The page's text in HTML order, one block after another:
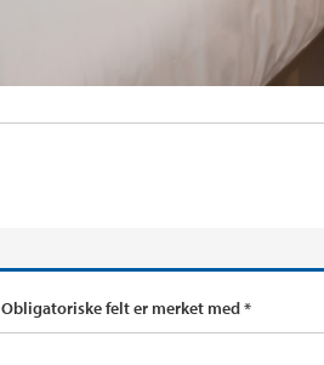
Obligatoriske felt er merket med*